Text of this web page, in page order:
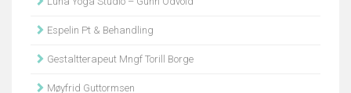
Espelin Pt & Behandling
Gestaltterapeut Mngf Torill Borge
Møyfrid Guttormsen